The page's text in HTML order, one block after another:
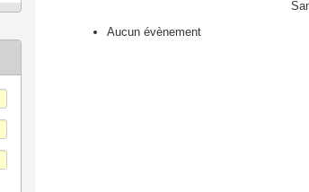
Aucun évènement